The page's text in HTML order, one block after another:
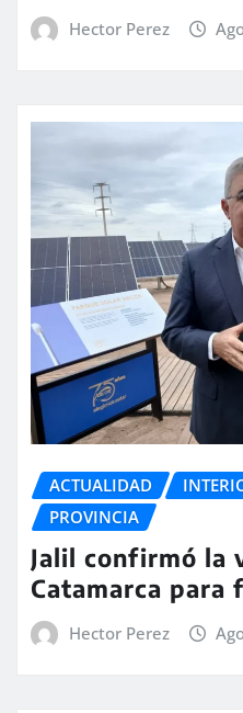
Hector Perez
ACTUALIDAD
PROVINCIA
Jalil confirmó la
Catamarca para
Hector Perez